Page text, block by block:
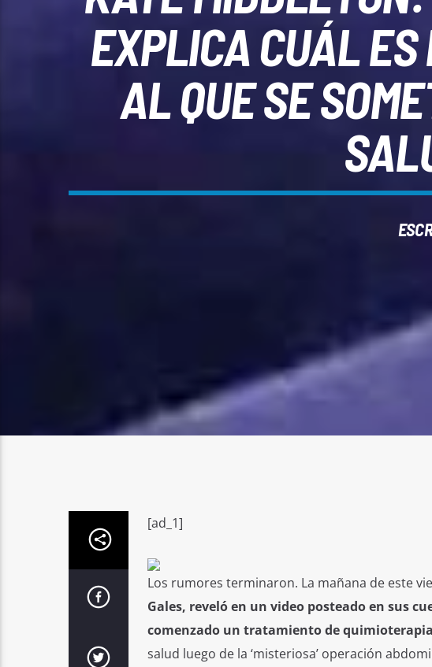
EXPLICA CUÁL
AL QUE SE
[ad_1]
Los rumores terminaron. La mañana de este
Gales, reveló en un video posteado en sus
comenzado un tratamiento de
salud luego de la ‘misteriosa’ operación